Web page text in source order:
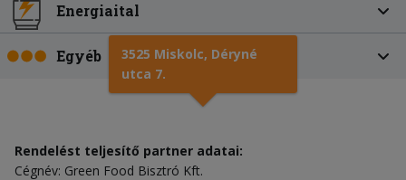
Energiaital
Egyéb
3525 Miskolc, Déryné
utca 7.
Rendelést teljesítő partner adatai:
Cégnév: Green Food Bisztró Kft.